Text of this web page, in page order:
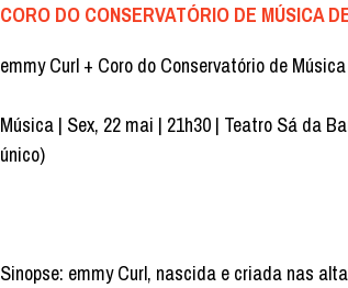
CORO DO CONSERVATÓRIO DE MÚSICA
emmy Curl + Coro do Conservatório de
Música | Sex, 22 mai | 21h30 | Teatro Sá da
único)
Sinopse: emmy Curl, nascida e criada nas